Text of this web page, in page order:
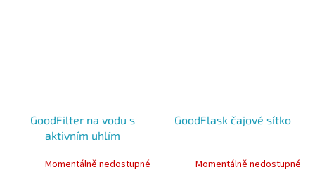
GoodFilter na vodu s
aktivním uhlím
Momentálně nedostupné
GoodFlask čajové sítko
Momentálně nedostupné